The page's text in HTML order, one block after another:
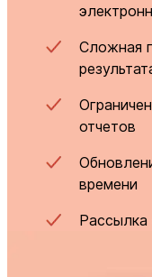
Сложная
отчетов
времени
Рассылка